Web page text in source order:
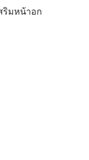
ริมหน้าอก